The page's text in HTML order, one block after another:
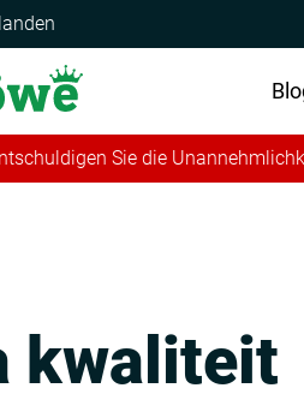
Sie die
kwaliteit